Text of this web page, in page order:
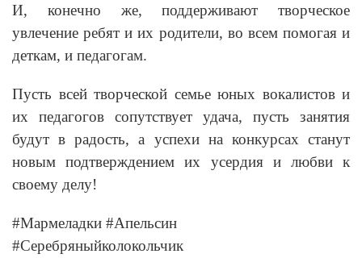
И, конечно же, поддерживают творческое
увлечение ребят и их родители, во всем помогая и
деткам, и педагогам.
Пусть всей творческой семье юных вокалистов и
их педагогов сопутствует удача, пусть занятия
будут в радость, а успехи на конкурсах станут
новым подтверждением их усердия и любви к
своему делу!
#Мармеладки #Апельсин
#Серебряныйколокольчик